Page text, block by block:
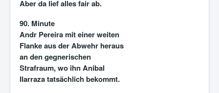
Aber da lief alles fair ab.
90. Minute
Andr Pereira mit einer weiten
Flanke aus der Abwehr heraus
an den gegnerischen
Strafraum, wo ihn Anibal
Ilarraza tatsächlich bekommt.